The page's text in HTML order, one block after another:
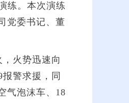
练。本次演练
党委书记、董
火势迅速向
警求援，同
气泡沫车、18